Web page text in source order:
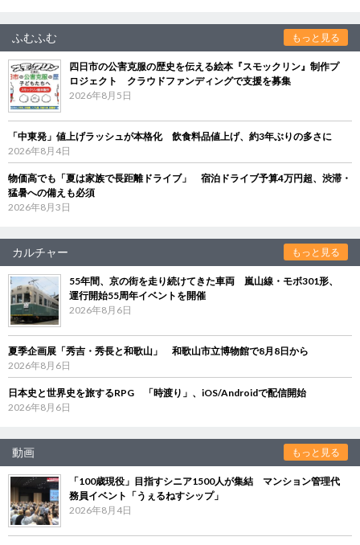
ふむふむ もっと見る
四日市の公害克服の歴史を伝える絵本『スモックリン』制作プ
ロジェクト クラウドファンディングで支援を募集
2026年8月5日
「中東発」値上げラッシュが本格化 飲食料品値上げ、約3年ぶりの多さに
2026年8月4日
物価高でも「夏は家族で長距離ドライブ」 宿泊ドライブ予算4万円超、渋滞・
猛暑への備えも必須
2026年8月3日
カルチャー もっと見る
55年間、京の街を走り続けてきた車両 嵐山線・モボ301形、
運行開始55周年イベントを開催
2026年8月6日
夏季企画展「秀吉・秀長と和歌山」 和歌山市立博物館で8月8日から
2026年8月6日
日本史と世界史を旅するRPG 「時渡り」、iOS/Androidで配信開始
2026年8月6日
動画 もっと見る
「100歳現役」目指すシニア1500人が集結 マンション管理代
務員イベント「うぇるねすシップ」
2026年8月4日